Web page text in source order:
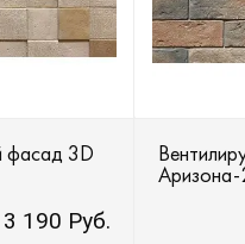
фасад 3D
3 190 Руб.
Аризона-